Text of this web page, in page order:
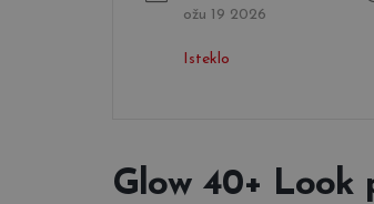
ožu 19 2026
Isteklo
Glow 40+ Look